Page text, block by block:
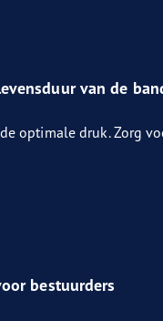
van de
optimale druk. Zorg
bestuurders